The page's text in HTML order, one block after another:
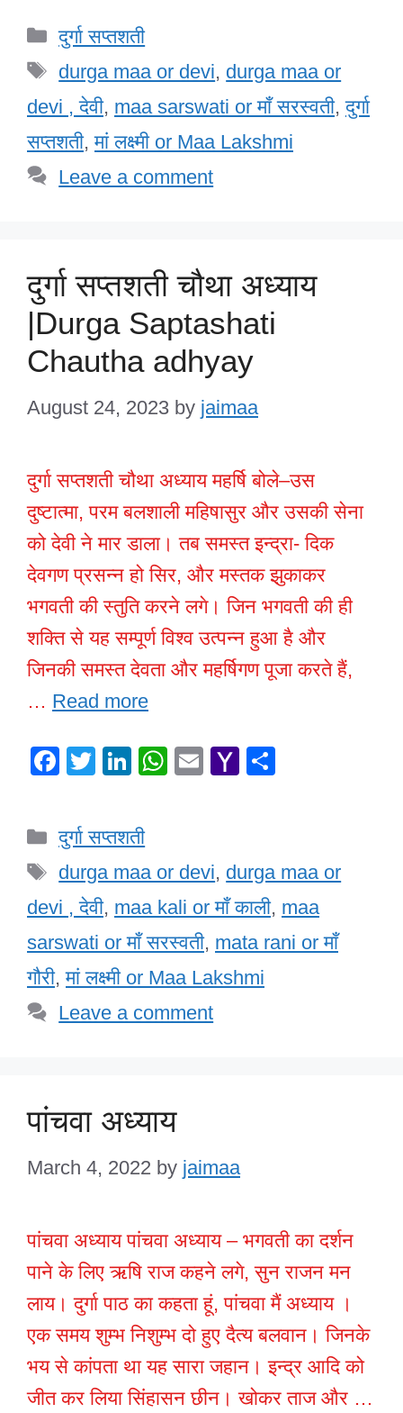
e
b
o
o
k
er
k
e
dI
n
A
p
p
o
M
ail
Categories
दुर्गा सप्तशती
Tags
durga maa or devi, durga maa or
devi , देवी, maa sarswati or माँ सरस्वती,दुर्गा
सप्तशती,मां लक्ष्मी or Maa Lakshmi
Leave a comment
दुर्गा सप्तशती चौथा अध्याय
|Durga Saptashati
Chautha adhyay
August 24, 2023 by jaimaa
दुर्गा सप्तशती चौथा अध्याय महर्षि बोले–उस
दुष्टात्मा, परम बलशाली महिषासुर और उसकी सेना
को देवी ने मार डाला। तब समस्त इन्द्रा- दिक
देवगण प्रसन्न हो सिर, और मस्तक झुकाकर
भगवती की स्तुति करने लगे। जिन भगवती की ही
शक्ति से यह सम्पूर्ण विश्व उत्पन्न हुआ है और
जिनकी समस्त देवता और महर्षिगण पूजा करते हैं,
… Read more
F
e
b
o
o
k
T
er
Li
k
e
dI
n
W
A
p
p
E
Y
o
M
ail
Categories
दुर्गा सप्तशती
Tags
durga maa or devi, durga maa or
devi , देवी, maa kali or माँ काली, maa
sarswati or माँ सरस्वती, mata rani or माँ
गौरी,मां लक्ष्मी or Maa Lakshmi
Leave a comment
पांचवा अध्याय
March 4, 2022 by jaimaa
पांचवा अध्याय पांचवा अध्याय – भगवती का दर्शन
पाने के लिए ऋषि राज कहने लगे, सुन राजन मन
लाय। दुर्गा पाठ का कहता हूं, पांचवा मैं अध्याय ।
एक समय शुम्भ निशुम्भ दो हुए दैत्य बलवान। जिनके
भय से कांपता था यह सारा जहान। इन्द्र आदि को
जीत कर लिया सिंहासन छीन। खोकर ताज और …